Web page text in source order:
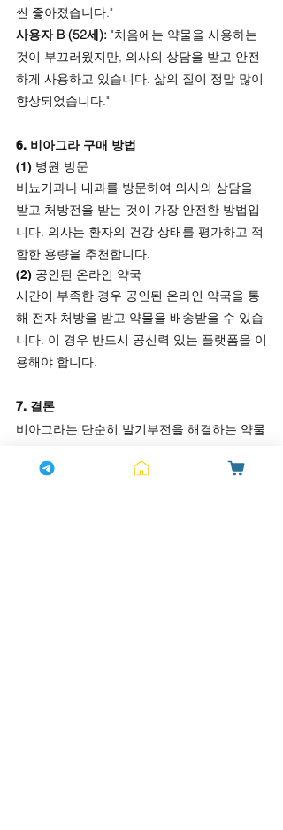
씬 좋아졌습니다."
사용자 B (52세): "처음에는 약물을 사용하는
것이 부끄러웠지만, 의사의 상담을 받고 안전
하게 사용하고 있습니다. 삶의 질이 정말 많이
향상되었습니다."
6. 비아그라 구매 방법
(1) 병원 방문
비뇨기과나 내과를 방문하여 의사의 상담을
받고 처방전을 받는 것이 가장 안전한 방법입
니다. 의사는 환자의 건강 상태를 평가하고 적
합한 용량을 추천합니다.
(2) 공인된 온라인 약국
시간이 부족한 경우 공인된 온라인 약국을 통
해 전자 처방을 받고 약물을 배송받을 수 있습
니다. 이 경우 반드시 공신력 있는 플랫폼을 이
용해야 합니다.
7. 결론
비아그라는 단순히 발기부전을 해결하는 약물
질을 높이며, 파트너와의 관계를 개선하는 데